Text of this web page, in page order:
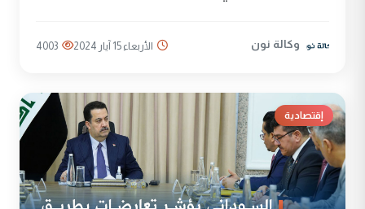
وكالة نون الأربعاء 15 آيار 2024 4003
إقتصادية